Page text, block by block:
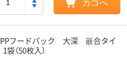
カゴへ
フードパック 大深 嵌合タイ
（50枚入）